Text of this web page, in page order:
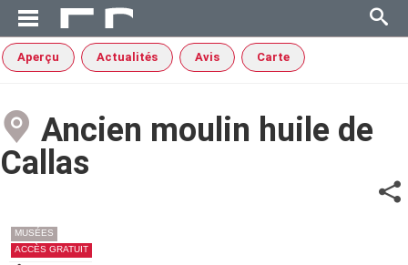
Aperçu Actualités Avis Carte
Ancien moulin huile de
Callas
MUSÉES
ACCÈS GRATUIT